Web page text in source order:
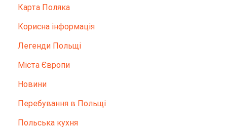
Карта Поляка
Корисна інформація
Легенди Польщі
Міста Європи
Новини
Перебування в Польщі
Польська кухня